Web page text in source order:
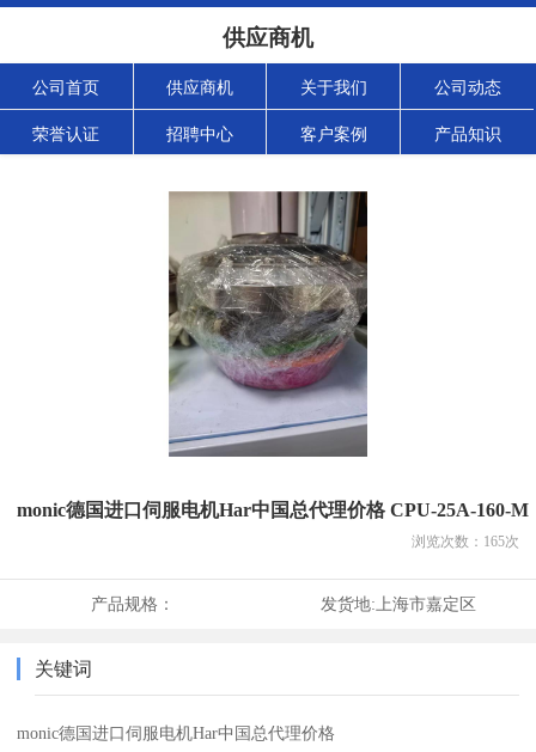
供应商机
公司首页 供应商机 关于我们 公司动态
荣誉认证 招聘中心 客户案例 产品知识
monic德国进口伺服电机Har中国总代理价格 CPU-25A-160-M
浏览次数： 165次
产品规格： 发货地: 上海市嘉定区
关键词
monic德国进口伺服电机Har中国总代理价格